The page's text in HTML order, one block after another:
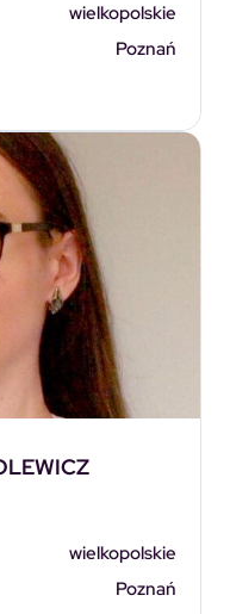
wielkopolskie
Poznań
wielkopolskie
Poznań